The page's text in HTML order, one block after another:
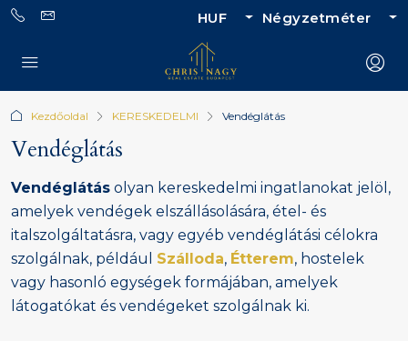
HUF Négyzetméter
Kezdőoldal KERESKEDELMI Vendéglátás
Vendéglátás
Vendéglátás olyan kereskedelmi ingatlanokat jelöl,
amelyek vendégek elszállásolására, étel- és
italszolgáltatásra, vagy egyéb vendéglátási célokra
szolgálnak, például Szálloda, Étterem, hostelek
vagy hasonló egységek formájában, amelyek
látogatókat és vendégeket szolgálnak ki.